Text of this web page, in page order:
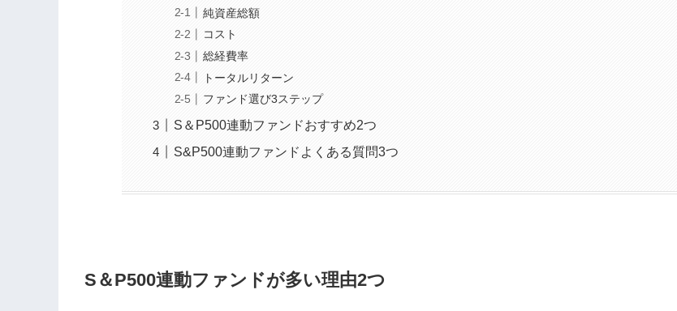
純資産総額
コスト
総経費率
トータルリターン
ファンド選び3ステップ
S＆P500連動ファンドおすすめ2つ
S&P500連動ファンドよくある質問3つ
S＆P500連動ファンドが多い理由2つ